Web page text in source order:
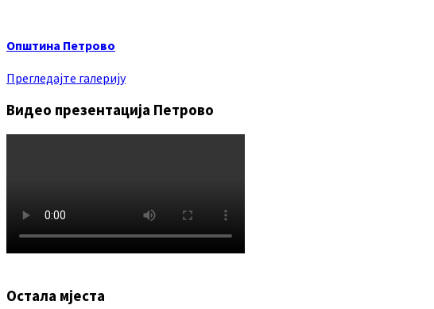
Општина Петрово
Прегледајте галерију
Видео презентација Петрово
Остала мјеста